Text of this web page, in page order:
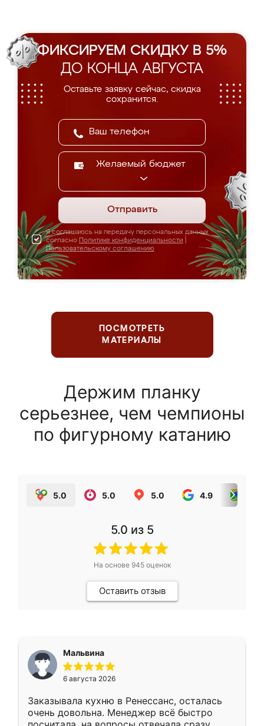
ФИКСИРУЕМ СКИДКУ В 5%
ДО КОНЦА АВГУСТА
Оставьте заявку сейчас, скидка
сохранится.
Желаемый бюджет
Отправить
Я соглашаюсь на передачу персональных данных
согласно Политике конфиденциальности
Пользовательскому соглашению
ПОСМОТРЕТЬ
МАТЕРИАЛЫ
Держим планку
серьезнее, чем чемпионы
по фигурному катанию
5.0 5.0 5.0 4.9
5.0 из 5
На основе 945оценок
Оставить отзыв
Мальвина
6 августа 2026
Заказывала кухню в Ренессанс, осталась
очень довольна. Менеджер всё быстро